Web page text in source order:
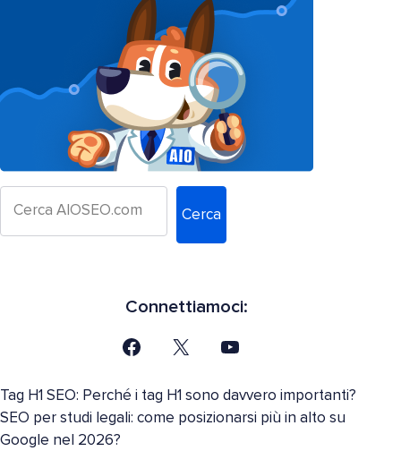
Cerca
Connettiamoci:
Tag H1 SEO: Perché i tag H1 sono davvero importanti?
SEO per studi legali: come posizionarsi più in alto su
Google nel 2026?